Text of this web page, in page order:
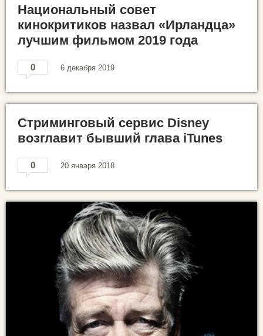
Национальный совет
кинокритиков назвал «Ирландца»
лучшим фильмом 2019 года
0 6 декабря 2019
Стриминговый сервис Disney
возглавит бывший глава iTunes
0 20 января 2018